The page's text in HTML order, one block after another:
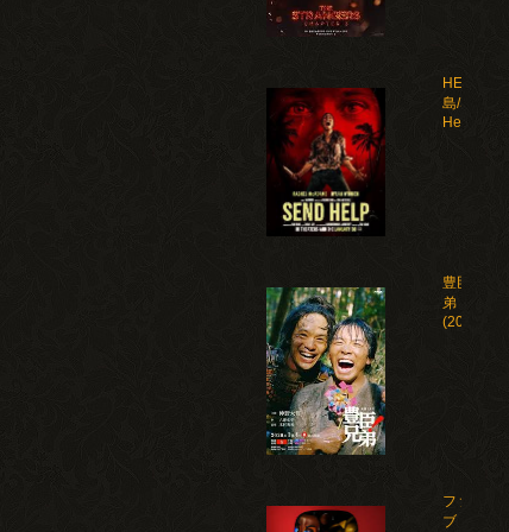
HELP 復讐
島/Send
Help(2026)
豊臣兄
弟！
(2026)
ファイ
ブ・ナ